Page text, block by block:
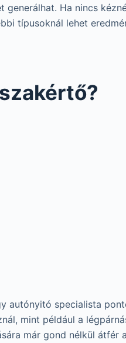
generálhat. Ha nincs
típusoknál lehet
autónyitó specialista
mint például a
már gond nélkül átfér